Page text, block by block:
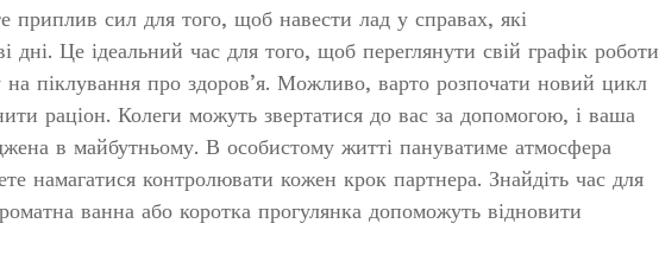
приплив сил для того, щоб навести лад у справах, які
дні. Це ідеальний час для того, щоб переглянути свій графік роботи
на піклування про здоров’я. Можливо, варто розпочати новий цикл
раціон. Колеги можуть звертатися до вас за допомогою, і ваша
в майбутньому. В особистому житті пануватиме атмосфера
намагатися контролювати кожен крок партнера. Знайдіть час для
ванна або коротка прогулянка допоможуть відновити